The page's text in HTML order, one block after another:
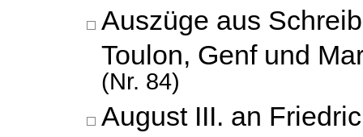
Auszüge aus
Toulon, Genf und
(Nr. 84)
August III. an